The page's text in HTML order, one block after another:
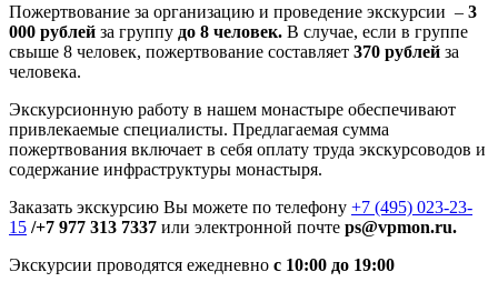
Пожертвование за организацию и проведение экскурсии – 3
000 рублей за группу до 8 человек. В случае, если в группе
свыше 8 человек, пожертвование составляет 370 рублей за
человека.
Экскурсионную работу в нашем монастыре обеспечивают
привлекаемые специалисты. Предлагаемая сумма
пожертвования включает в себя оплату труда экскурсоводов и
содержание инфраструктуры монастыря.
Заказать экскурсию Вы можете по телефону +7 (495) 023-23-
15 /+7 977 313 7337 или электронной почте ps@vpmon.ru.
Экскурсии проводятся ежедневно с 10:00 до 19:00